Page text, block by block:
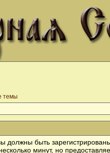
темы
должны быть
минут, но